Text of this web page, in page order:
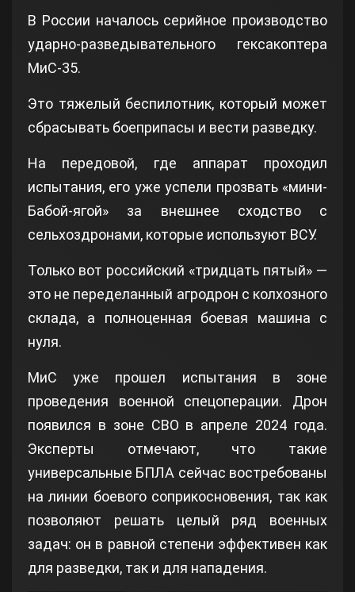
В России началось серийное производство
ударно-разведывательного гексакоптера
МиС-35.
Это тяжелый беспилотник, который может
сбрасывать боеприпасы и вести разведку.
На передовой, где аппарат проходил
испытания, его уже успели прозвать «мини-
Бабой-ягой» за внешнее сходство с
сельхоздронами, которые используют ВСУ.
Только вот российский «тридцать пятый» —
это не переделанный агродрон с колхозного
склада, а полноценная боевая машина с
нуля.
МиС уже прошел испытания в зоне
проведения военной спецоперации. Дрон
появился в зоне СВО в апреле 2024 года.
Эксперты отмечают, что такие
универсальные БПЛА сейчас востребованы
на линии боевого соприкосновения, так как
позволяют решать целый ряд военных
задач: он в равной степени эффективен как
для разведки, так и для нападения.